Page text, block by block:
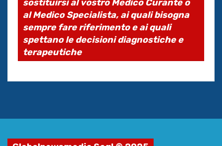
sostituirsi al vostro Medico Curante o
al Medico Specialista, ai quali bisogna
sempre fare riferimento e ai quali
spettano le decisioni diagnostiche e
terapeutiche